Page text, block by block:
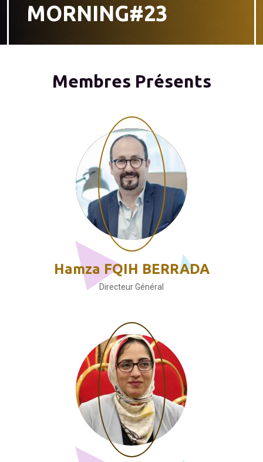
MORNING#23
Membres Présents
Hamza FQIH BERRADA
Directeur Général